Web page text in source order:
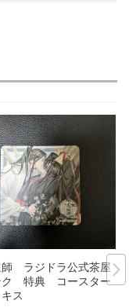
師 ラジドラ公式茶屋
ク 特典 コースター
ス